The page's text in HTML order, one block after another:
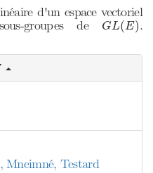
d'un espace vectoriel
groupes de GL(E)
GL(E).
Mneimné, Testard